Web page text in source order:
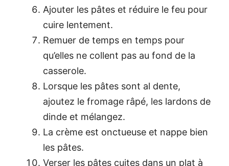
Ajouter les pâtes et réduire le feu pour
cuire lentement.
Remuer de temps en temps pour
qu’elles ne collent pas au fond de la
casserole.
Lorsque les pâtes sont al dente,
ajoutez le fromage râpé, les lardons de
dinde et mélangez.
La crème est onctueuse et nappe bien
les pâtes.
Verser les pâtes cuites dans un plat à